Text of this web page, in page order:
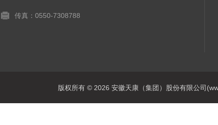
传真：0550-7308788
版权所有 © 2026 安徽天康（集团）股份有限公司